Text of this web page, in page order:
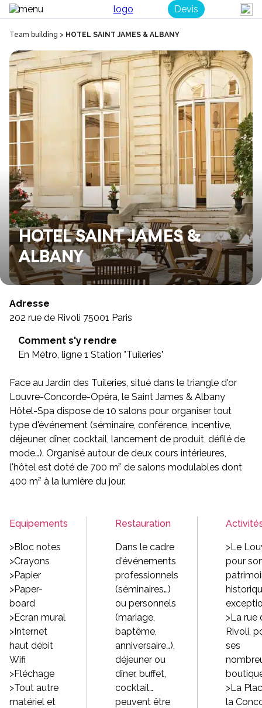
Devis
Team building > HOTEL SAINT JAMES & ALBANY
HOTEL SAINT JAMES &
ALBANY
Adresse
202 rue de Rivoli 75001 Paris
Comment s'y rendre
En Métro, ligne 1 Station "Tuileries"
Face au Jardin des Tuileries, situé dans le triangle d'or
Louvre-Concorde-Opéra, le Saint James & Albany
Hôtel-Spa dispose de 10 salons pour organiser tout
type d'événement (séminaire, conférence, incentive,
déjeuner, dîner, cocktail, lancement de produit, défilé de
mode…). Organisé autour de deux cours intérieures,
l'hôtel est doté de 700 m² de salons modulables dont
400 m² à la lumière du jour.
Equipements
>Bloc notes
>Crayons
>Papier
>Paper-
board
>Ecran mural
>Internet
haut débit
Wifi
>Fléchage
>Tout autre
matériel et
Restauration
Dans le cadre
d'événements
professionnels
(séminaires…)
ou personnels
(mariage,
baptême,
anniversaire…),
déjeuner ou
dîner, buffet,
cocktail…
peuvent être
>Le
pour
>La rue
Rivoli,
ses
>La
la